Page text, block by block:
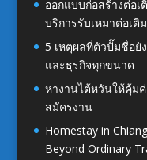
ออกแบบก่อสร้างต่อ
บริการรับเหมาต่อเติ
5 เหตุผลที่ตัวปั๊มชื่อ
และธุรกิจทุกขนาด
หางานไต้หวันให้คุ้ม
สมัครงาน
Homestay in
Beyond Ordinary